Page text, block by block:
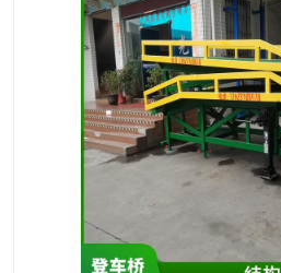
叉车装卸货平台
移动式升降平台
集装箱装柜平台